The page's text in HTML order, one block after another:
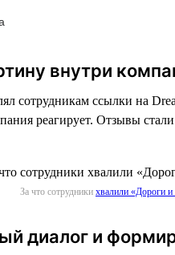
внутри
сотрудникам ссылки на
реагирует. Отзывы
За что сотрудники хвалили «Дороги
диалог и